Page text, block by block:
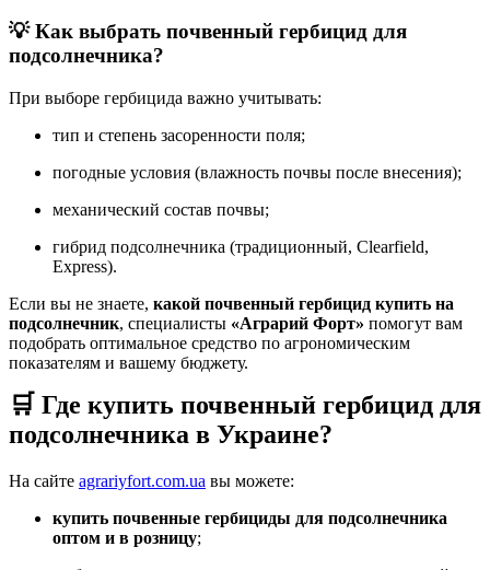
💡 Как выбрать почвенный гербицид для
подсолнечника?
При выборе гербицида важно учитывать:
тип и степень засоренности поля;
погодные условия (влажность почвы после внесения);
механический состав почвы;
гибрид подсолнечника (традиционный, Clearfield,
Express).
Если вы не знаете, какой почвенный гербицид купить на
подсолнечник, специалисты «Аграрий Форт» помогут вам
подобрать оптимальное средство по агрономическим
показателям и вашему бюджету.
🛒 Где купить почвенный гербицид для
подсолнечника в Украине?
На сайте agrariyfort.com.ua вы можете:
купить почвенные гербициды для подсолнечника
оптом и в розницу;